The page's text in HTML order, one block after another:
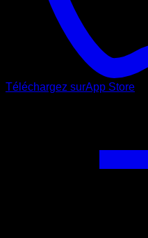
Téléchargez surApp Store